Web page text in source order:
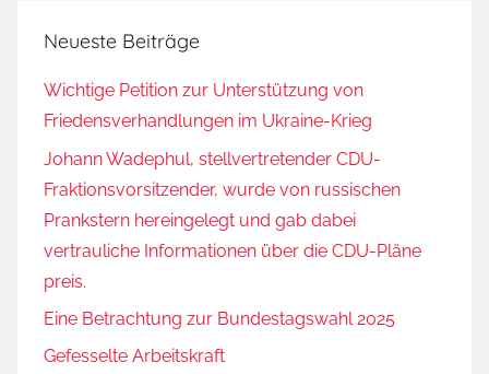
Neueste Beiträge
Wichtige Petition zur Unterstützung von
Friedensverhandlungen im Ukraine-Krieg
Johann Wadephul, stellvertretender CDU-
Fraktionsvorsitzender, wurde von russischen
Prankstern hereingelegt und gab dabei
vertrauliche Informationen über die CDU-Pläne
preis.
Eine Betrachtung zur Bundestagswahl 2025
Gefesselte Arbeitskraft